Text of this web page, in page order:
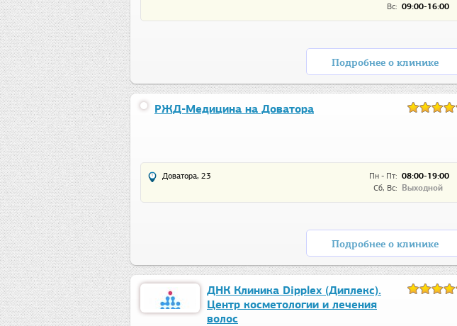
Вс: 09:00-16:00
Подробнее о клинике
РЖД-Медицина на Доватора
Пн - Пт: 08:00-19:00
Сб, Вс: Выходной
Доватора, 23
Подробнее о клинике
ДНК Клиника Dipplex (Диплекс).
Центр косметологии и лечения
волос